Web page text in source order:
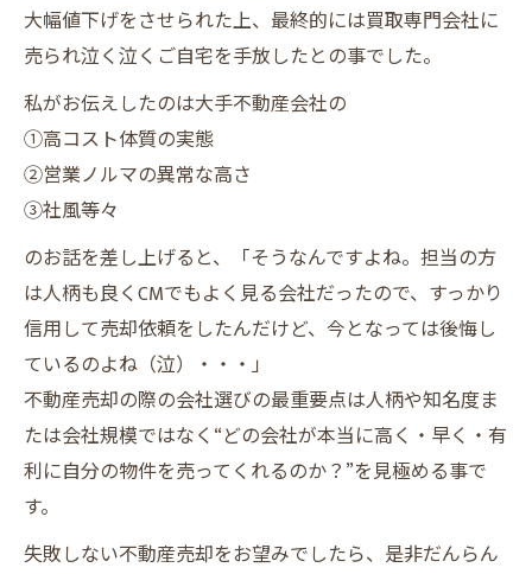
大幅値下げをさせられた上、最終的には買取専門会社に
売られ泣く泣くご自宅を手放したとの事でした。
私がお伝えしたのは大手不動産会社の
①高コスト体質の実態
②営業ノルマの異常な高さ
③社風等々
のお話を差し上げると、「そうなんですよね。担当の方
は人柄も良くCMでもよく見る会社だったので、すっかり
信用して売却依頼をしたんだけど、今となっては後悔し
ているのよね（泣）・・・」
不動産売却の際の会社選びの最重要点は人柄や知名度ま
たは会社規模ではなく“どの会社が本当に高く・早く・有
利に自分の物件を売ってくれるのか？”を見極める事で
す。
失敗しない不動産売却をお望みでしたら、是非だんらん